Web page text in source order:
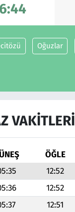
Oğuzlar
VAKITLERI
ÖĞLE
12:52
12:52
12:51